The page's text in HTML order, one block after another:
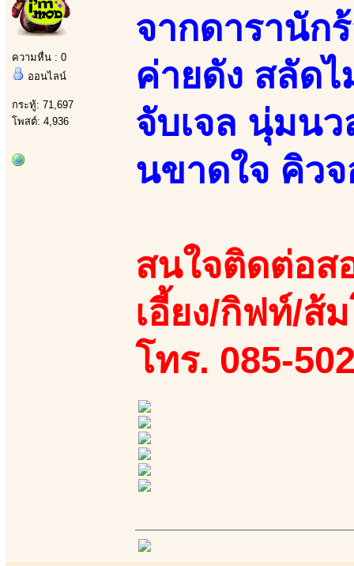
ความหื่น : 0
ออนไลน์
กระทู้: 71,697
โพสต์: 4,936
จากดารานัก
ค่ายดัง สลัด
จับเจล นุ่มน
นขาดใจ คิว
สนใจติดต่อส
เอี้ยง/กิฟท์/ส้
โทร. 085-